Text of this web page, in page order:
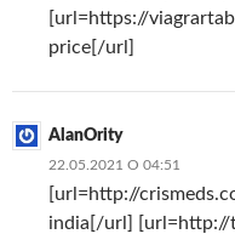
[url=https://
price[/url]
AlanOrity
22.05.2021 О 04:51
[url=http://
india[/url] [url=http://